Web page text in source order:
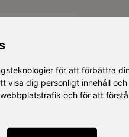
för att förbättra
visa dig personligt innehåll och
och för att förstå